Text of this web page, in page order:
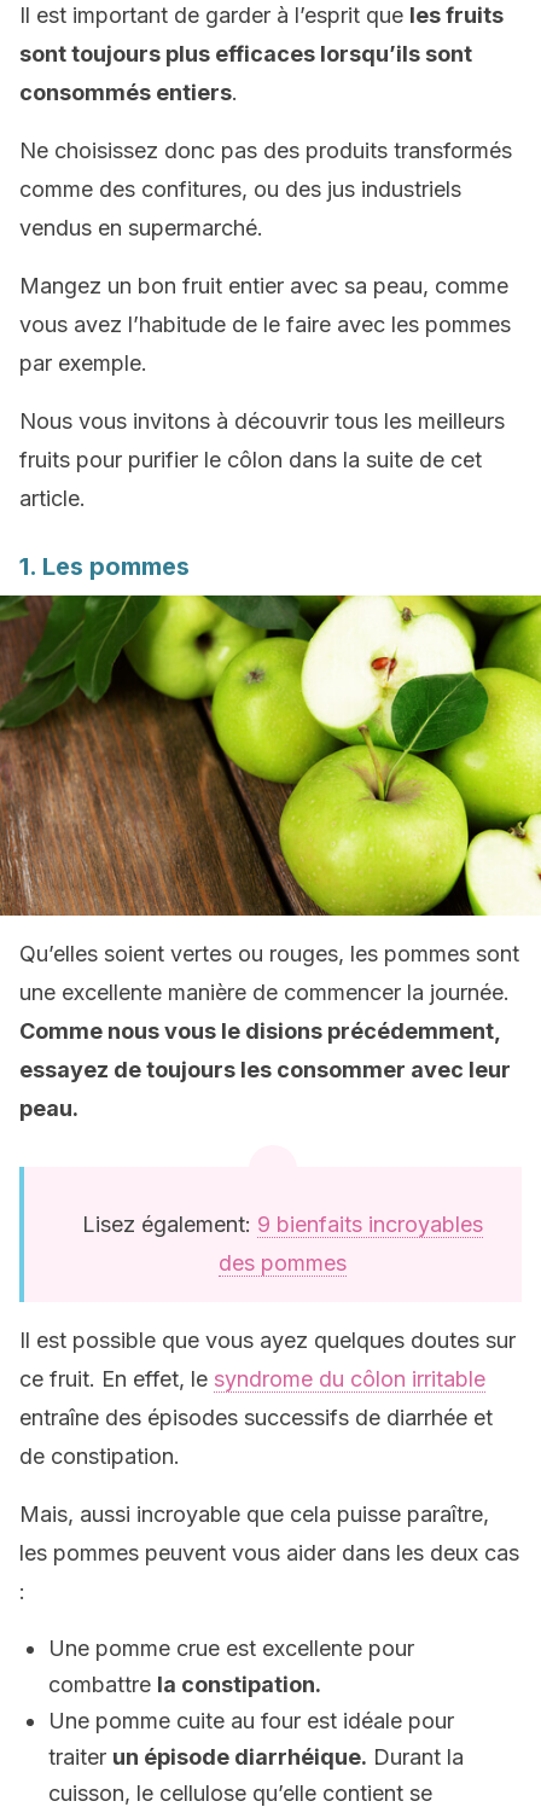
Il est important de garder à l’esprit que les fruits
sont toujours plus efficaces lorsqu’ils sont
consommés entiers.
Ne choisissez donc pas des produits transformés
comme des confitures, ou des jus industriels
vendus en supermarché.
Mangez un bon fruit entier avec sa peau, comme
vous avez l’habitude de le faire avec les pommes
par exemple.
Nous vous invitons à découvrir tous les meilleurs
fruits pour purifier le côlon dans la suite de cet
article.
1. Les pommes
Qu’elles soient vertes ou rouges, les pommes sont
une excellente manière de commencer la journée.
Comme nous vous le disions précédemment,
essayez de toujours les consommer avec leur
peau.
Lisez également: 9 bienfaits incroyables
des pommes
Il est possible que vous ayez quelques doutes sur
ce fruit. En effet, le syndrome du côlon irritable
entraîne des épisodes successifs de diarrhée et
de constipation.
Mais, aussi incroyable que cela puisse paraître,
les pommes peuvent vous aider dans les deux cas
:
Une pomme crue est excellente pour
combattre la constipation.
Une pomme cuite au four est idéale pour
traiter un épisode diarrhéique. Durant la
cuisson, le cellulose qu’elle contient se